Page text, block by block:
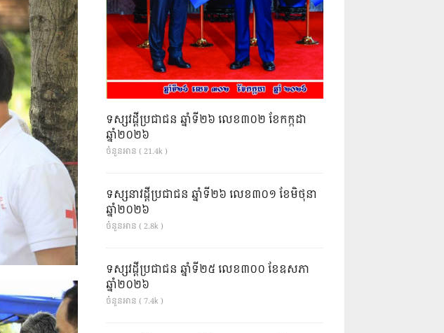
ទស្សវដ្តីប្រជាជន ឆ្នាំទី២៦ លេខ៣០២ ខែកក្កដា
ឆ្នាំ២០២៦
ចំនួនអាន ( 21.4k )
ទស្សនាវដ្ដីប្រជាជន ឆ្នាំទី២៦ លេខ៣០១ ខែមិថុនា
ឆ្នាំ២០២៦
ចំនួនអាន ( 2.8k )
ទស្សវដ្តីប្រជាជន ឆ្នាំទី២៥ លេខ៣០០ ខែឧសភា
ឆ្នាំ២០២៦
ចំនួនអាន ( 7.4k )